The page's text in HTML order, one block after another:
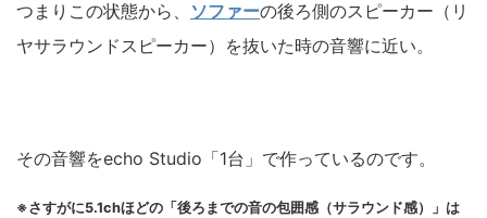
つまりこの状態から、 ソファーの後ろ側のスピーカー（リ
ヤサラウンドスピーカー）を抜いた時の音響に近い。
その音響をecho Studio「1台」で作っているのです。
※さすがに5.1chほどの「後ろまでの音の包囲感（サラウンド感）」は